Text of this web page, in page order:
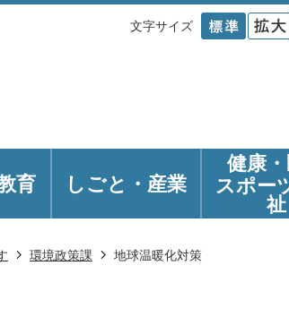
文字サイズ
育 しごと・産業
健康
スポー
祉
環境政策課 地球温暖化対策